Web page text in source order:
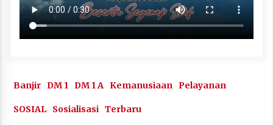
Banjir DM 1 DM 1 A Kemanusiaan Pelayanan
SOSIAL Sosialisasi Terbaru